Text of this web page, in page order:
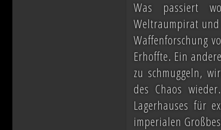
Was passiert
Weltraumpirat
Waffenforschung
Erhoffte. Ein
zu schmuggeln,
des Chaos
Lagerhauses für
imperialen